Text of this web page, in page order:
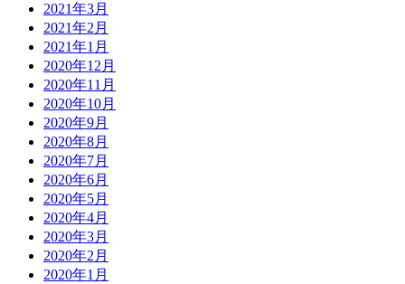
2021年3月
2021年2月
2021年1月
2020年12月
2020年11月
2020年10月
2020年9月
2020年8月
2020年7月
2020年6月
2020年5月
2020年4月
2020年3月
2020年2月
2020年1月